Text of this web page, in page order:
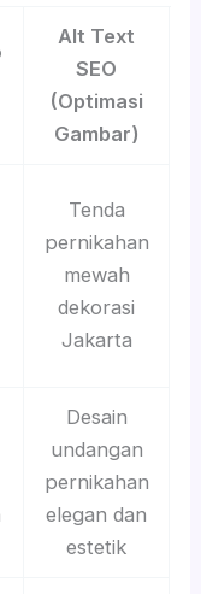
Alt Text
SEO
(Optimasi
Gambar)
Tenda
pernikahan
mewah
dekorasi
Jakarta
Desain
undangan
pernikahan
elegan dan
estetik